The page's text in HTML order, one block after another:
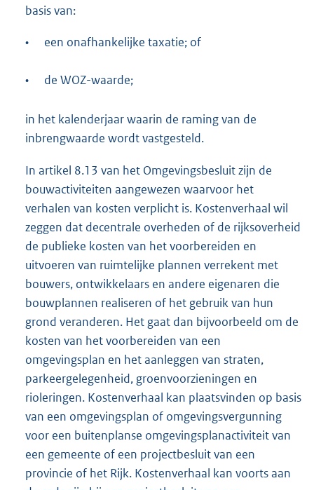
basis van:
• een onafhankelijke taxatie; of
• de WOZ-waarde;
in het kalenderjaar waarin de raming van de
inbrengwaarde wordt vastgesteld.
In artikel 8.13 van het Omgevingsbesluit zijn de
bouwactiviteiten aangewezen waarvoor het
verhalen van kosten verplicht is. Kostenverhaal wil
zeggen dat decentrale overheden of de rijksoverheid
de publieke kosten van het voorbereiden en
uitvoeren van ruimtelijke plannen verrekent met
bouwers, ontwikkelaars en andere eigenaren die
bouwplannen realiseren of het gebruik van hun
grond veranderen. Het gaat dan bijvoorbeeld om de
kosten van het voorbereiden van een
omgevingsplan en het aanleggen van straten,
parkeergelegenheid, groenvoorzieningen en
rioleringen. Kostenverhaal kan plaatsvinden op basis
van een omgevingsplan of omgevingsvergunning
voor een buitenplanse omgevingsplanactiviteit van
een gemeente of een projectbesluit van een
provincie of het Rijk. Kostenverhaal kan voorts aan